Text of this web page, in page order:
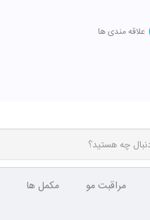
علاقه مندی ها
مراقبت مو مکمل ها